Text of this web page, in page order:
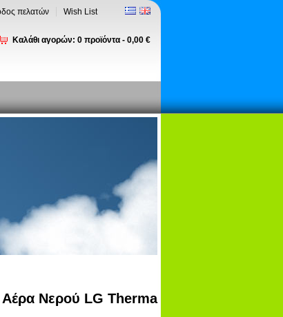
πελατών Wish List
Καλάθι αγορών: 0 προϊόντα - 0,00 €
Αέρα Νερού LG Therma